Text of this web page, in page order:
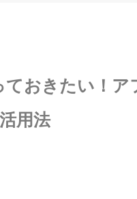
ておきたい！ア
用法